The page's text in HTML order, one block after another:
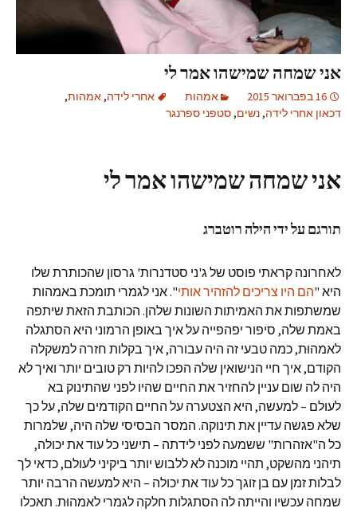
אני שמחה שמישהו אמר לי
16 בפברואר 2015 אמהות אחרי לידה, אמהות,
דכאון אחרי לידה, נשים, סטפני ספרנגר
אני שמחה שמישהו אמר לי
תורגם על ידי הילה רוטברג
לאחרונה קראתי פוסט של ג'ני סטדנרות' גרסון שהכותרת שלו
היא "הם היו צריכים להזהיר אותי". אני לגמרי תומכת באמהות
שמשתפות את האמיתות השונות שלהן. הכותבת הזאת שיתפה
באמת שלה, סיפור יפהפייה על איך באופן הרמוני היא הסתגלה
לאמהוּת, כמה טבעי זה היה עבורה, איך בקלות חזרה למשקלה
הקודם, איך חיי הנישואין שלה הפכו להיות רק טובים יותר ואיך לא
היה לה שום עניין להחזיר את החיים שהיו לפני שהתינוק בא
לעולם – למעשה, היא הצטערה על החיים הקודמים שלה, על כך
שלא פגשה עדיין את תינוקה. המסר הבסיסי שלה היה, שלמרות
כל ה"אזהרות" ששמעה לפני לידתה – תישני כל עוד את יכולה,
תיהני מהשקט, תהיי מוכנה לא ללבוש יותר ביקיני לעולם, כדאי לך
לבלות זמן עם בן זוגך כל עוד את יכולה – היא למעשה הרבה יותר
שמחה עכשיו והייתה לה הסתגלות חלקה לגמרי לאמהוּת. תאכלו